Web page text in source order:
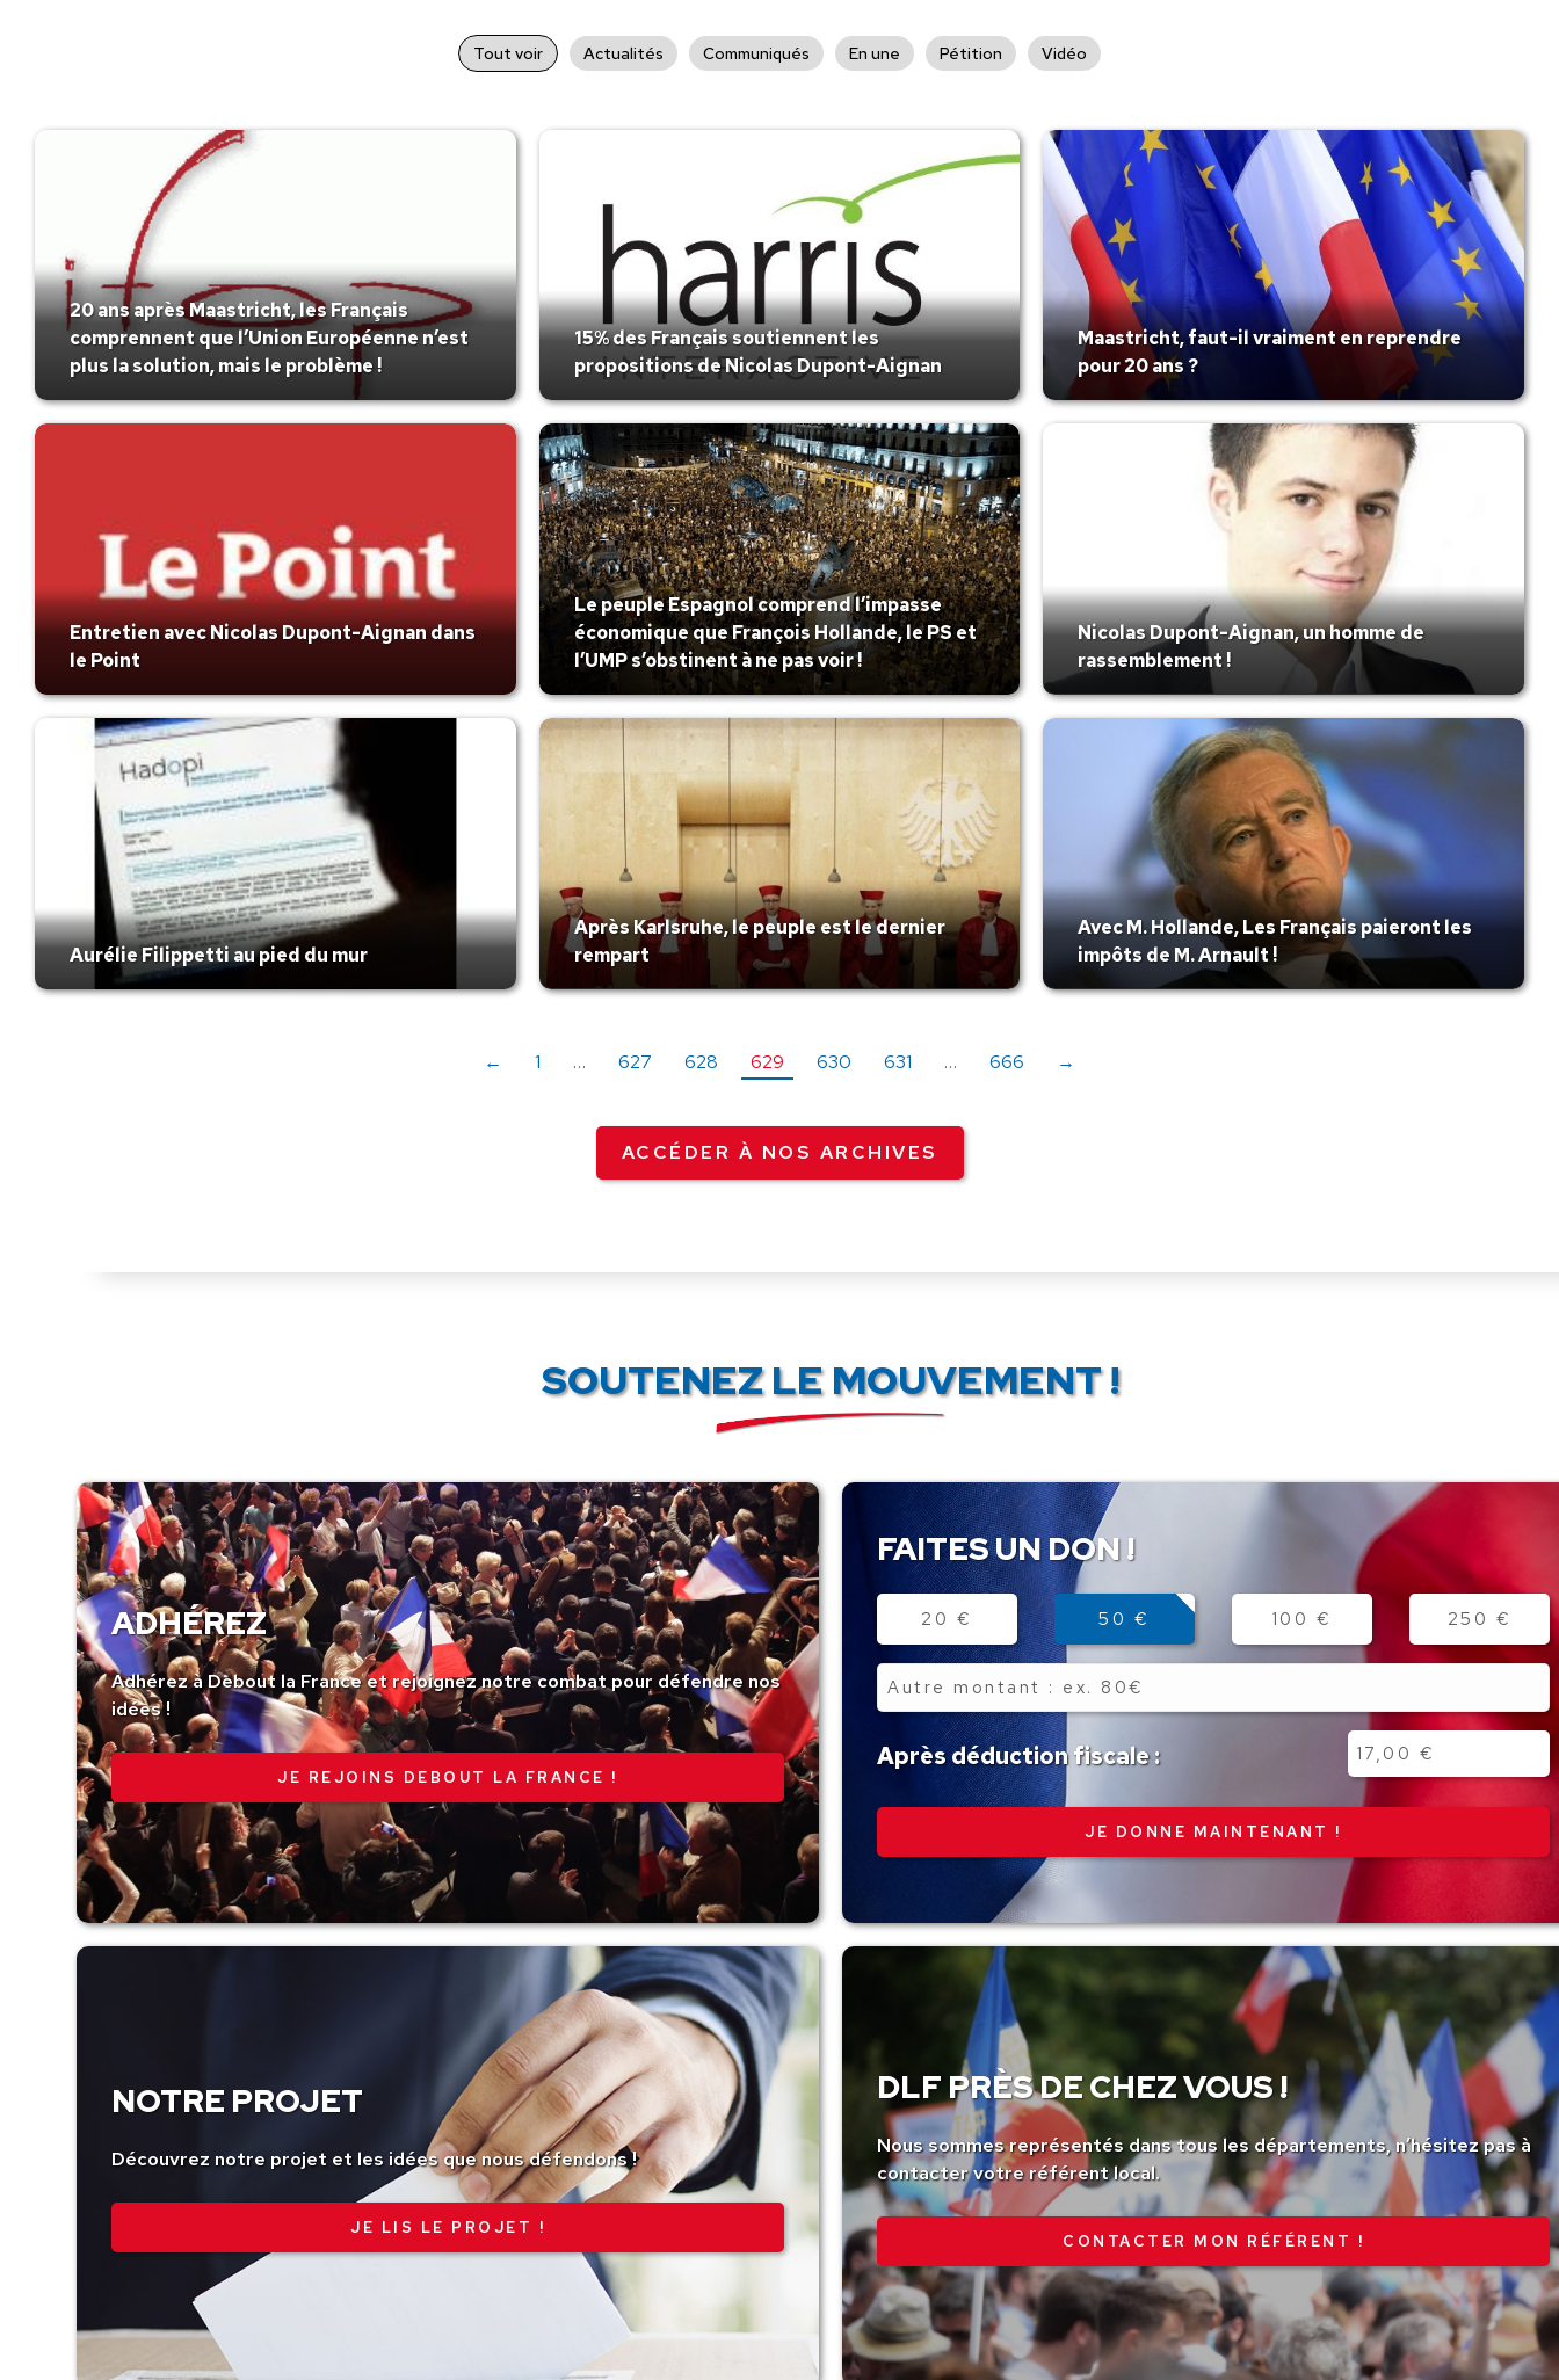
Tout voir Actualités Communiqués En une Pétition Vidéo
20 ans après Maastricht, les Français
comprennent que l’Union Européenne n’est
plus la solution, mais le problème !
15% des Français soutiennent les
propositions de Nicolas Dupont-Aignan
Maastricht, faut-il vraiment en reprendre
pour 20 ans ?
Entretien avec Nicolas Dupont-Aignan dans
le Point
Le peuple Espagnol comprend l’impasse
économique que François Hollande, le PS et
l’UMP s’obstinent à ne pas voir !
Nicolas Dupont-Aignan, un homme de
rassemblement !
Aurélie Filippetti au pied du mur
Après Karlsruhe, le peuple est le dernier
rempart
Avec M. Hollande, Les Français paieront les
impôts de M. Arnault !
← 1 … 627 628 629 630 631 … 666 →
ACCÉDER À NOS ARCHIVES
SOUTENEZ LE MOUVEMENT !
ADHÉREZ
Adhérez à Debout la France et rejoignez notre combat pour défendre nos
idées !
JE REJOINS DEBOUT LA FRANCE !
FAITES UN DON !
Montant
20 € 50 € 100 € 250 €
Autre
montant
Après déduction fiscale :
NOTRE PROJET
Découvrez notre projet et les idées que nous défendons !
JE LIS LE PROJET !
DLF PRÈS DE CHEZ VOUS !
Nous sommes représentés dans tous les départements, n’hésitez pas à
contacter votre référent local.
CONTACTER MON RÉFÉRENT !